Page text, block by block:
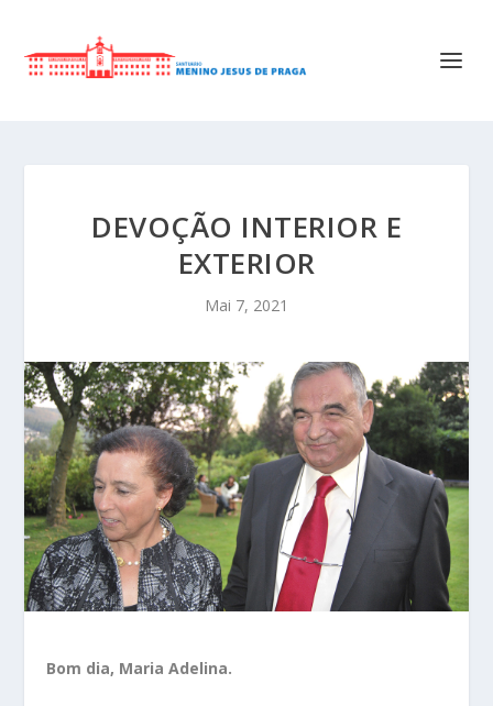
DEVOÇÃO INTERIOR E
EXTERIOR
Mai 7, 2021
Bom dia, Maria Adelina.